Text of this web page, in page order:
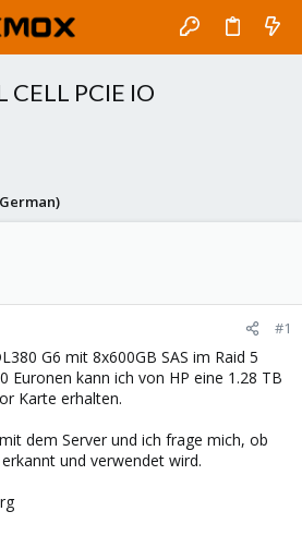
CELL PCIE IO
#1
G6 mit 8x600GB SAS im Raid 5
Euronen kann ich von HP eine 1.28 TB
Karte erhalten.
dem Server und ich frage mich, ob
und verwendet wird.